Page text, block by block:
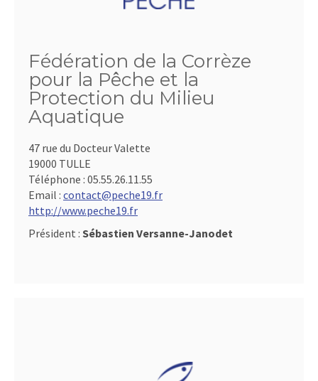
Fédération de la Corrèze
pour la Pêche et la
Protection du Milieu
Aquatique
47 rue du Docteur Valette
19000 TULLE
Téléphone : 05.55.26.11.55
Email : contact@peche19.fr
http://www.peche19.fr
Président : Sébastien Versanne-Janodet